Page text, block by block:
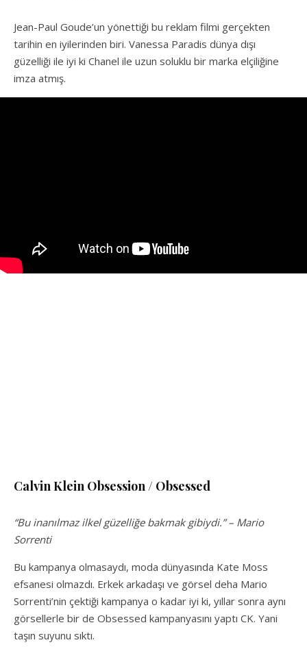
Jean-Paul Goude’un yönettiği bu reklam filmi gerçekten
tarihin en iyilerinden biri. Vanessa Paradis dünya dışı
güzelliği ile iyi ki Chanel ile uzun soluklu bir marka elçiliğine
imza atmış.
Calvin Klein Obsession / Obsessed
“Bu inanılmaz ilkel güzelliğe bakmak gibiydi.” – Mario
Sorrenti
Bu kampanya olmasaydı, moda dünyasında Kate Moss
efsanesi olmazdı. Erkek arkadaşı ve görsel deha Mario
Sorrenti’nin çektiği kampanya o kadar iyi ki, yıllar sonra aynı
görsellerle bir de Obsessed kampanyasını yaptı CK. Yani
taşın suyunu sıktı.